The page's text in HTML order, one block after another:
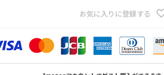
お気に入りに登録する